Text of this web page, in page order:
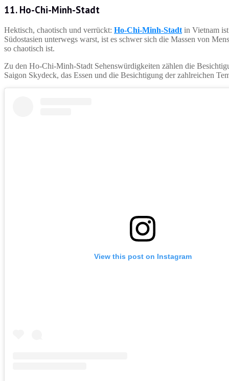
11. Ho-Chi-Minh-Stadt
Hektisch, chaotisch und verrückt: Ho-Chi-Minh-Stadt in Vietnam
Südostasien unterwegs warst, ist es schwer sich die Massen von
so chaotisch ist.
Zu den Ho-Chi-Minh-Stadt Sehenswürdigkeiten zählen die
Saigon Skydeck, das Essen und die Besichtigung der zahlreichen
View this post on Instagram